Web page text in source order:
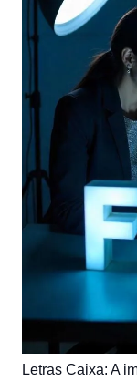
Letras Caixa: A